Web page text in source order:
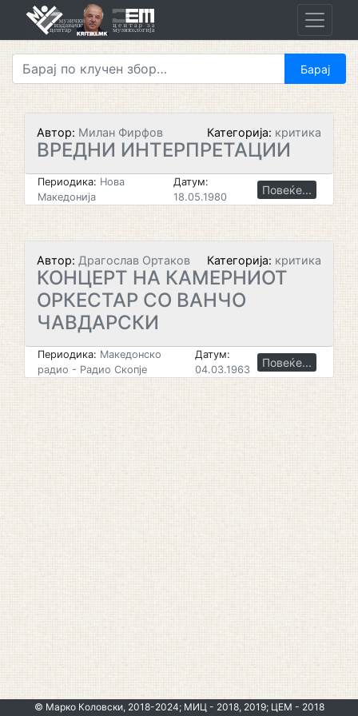
Автор: Милан Фирфов Категорија: критика
ВРЕДНИ ИНТЕРПРЕТАЦИИ
Периодика: Нова
Македонија
Датум:
18.05.1980
Повеќе...
Автор: Драгослав Ортаков Категорија: критика
КОНЦЕРТ НА КАМЕРНИОТ
ОРКЕСТАР CO ВАНЧО
ЧАВДАРСКИ
Периодика: Македонско
радио - Радио Скопје
Датум:
04.03.1963
Повеќе...
© Марко Коловски, 2018-2024; МИЦ - 2018, 2019; ЦЕМ - 2018